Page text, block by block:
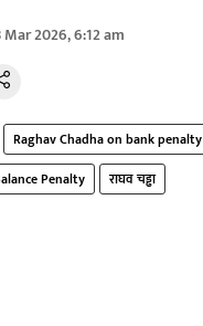
Mar 2026, 6:12 am
Raghav Chadha on bank penalty
Penalty
राघव चड्ढा